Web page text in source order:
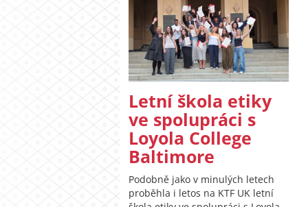
Letní škola etiky
ve spolupráci s
Loyola College
Baltimore
Podobně jako v minulých letech
proběhla i letos na KTF UK letní